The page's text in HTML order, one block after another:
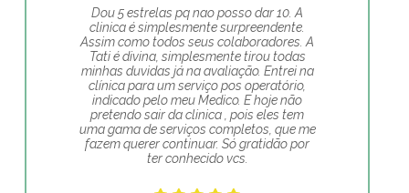
Dou 5 estrelas pq nao posso dar 10. A
clinica é simplesmente surpreendente.
Assim como todos seus colaboradores. A
Tati é divina, simplesmente tirou todas
minhas duvidas já na avaliação. Entrei na
clínica para um serviço pos operatório,
indicado pelo meu Medico. E hoje não
pretendo sair da clinica , pois eles tem
uma gama de serviços completos, que me
fazem querer continuar. Só gratidão por
ter conhecido vcs.